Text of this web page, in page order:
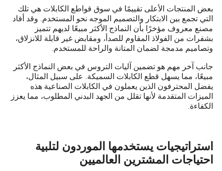
بعض المنتجات الأعلى تقييمًا في سوق قواطع الكابلات هي تلك
التي تجمع بين الابتكار والتصميم الموجه نحو المستخدم. وقد أفاد
مصنع معروف مؤخرًا بأن النماذج الأكثر مبيعًا لديهم تتميز
بشفرات من الفولاذ المقاوم للصدأ، ومقابض غير قابلة للانزلاق،
وتصاميم مدمجة لضمان المتانة والراحة للمستخدم.
جانب آخر مهم هو تضمين آليات التروس في بعض النماذج الأكثر
مبيعًا، مما يسهل قطع الكابلات السميكة. على سبيل المثال،
يفضل المحترفون الذين يعملون في الكابلات الصناعية هذه
الميزات المتقدمة لأنها تقلل من الجهد البدني المطلوب، مما يعزز
الكفاءة.
استراتيجيات يستخدمها الموردون لتلبية
احتياجات المشترين العالميين